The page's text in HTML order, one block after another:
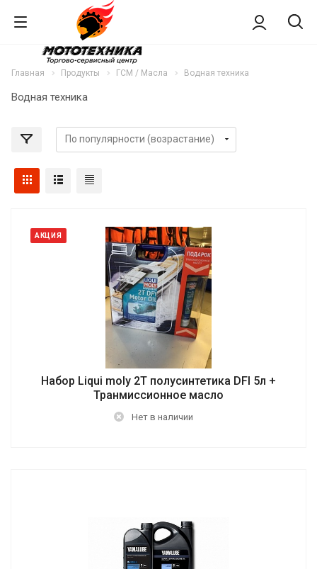
Главная Продукты ГСМ / Масла Водная техника
Водная техника
АКЦИЯ
Набор Liqui moly 2T полусинтетика DFI 5л +
Транмиссионное масло
Нет в наличии